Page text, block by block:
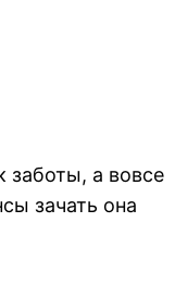
а вовсе
зачать она